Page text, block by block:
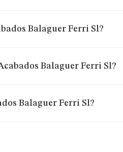
Balaguer Ferri Sl?
Balaguer Ferri Sl?
Balaguer Ferri Sl?